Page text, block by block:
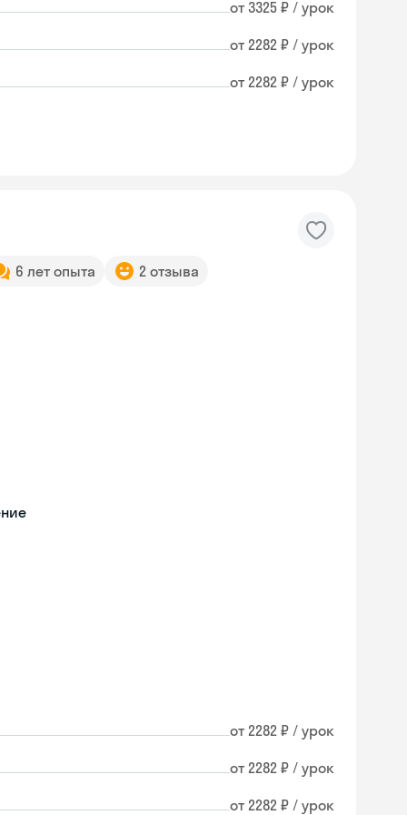
от 3325 ₽ / урок
от 2282 ₽ / урок
от 2282 ₽ / урок
6 лет опыта 2 отзыва
от 2282 ₽ / урок
от 2282 ₽ / урок
от 2282 ₽ / урок